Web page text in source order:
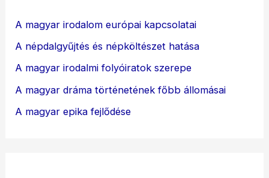
A magyar irodalom európai kapcsolatai
A népdalgyűjtés és népköltészet hatása
A magyar irodalmi folyóiratok szerepe
A magyar dráma történetének főbb állomásai
A magyar epika fejlődése